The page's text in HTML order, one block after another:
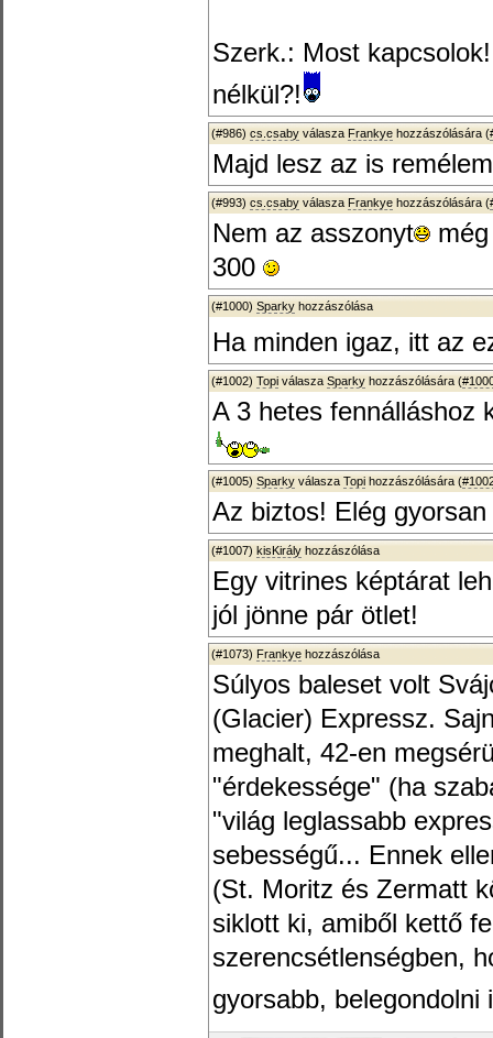
Szerk.: Most
nélkül?!
(#986) cs.csaby válasza Frankye hozzászólására (
Majd lesz az is remélem
(#993) cs.csaby válasza Frankye hozzászólására (
Nem az asszonyt
300
(#1000) Sparky hozzászólása
Ha minden igaz, itt az
(#1002) Topi válasza Sparky hozzászólására (
A 3 hetes fennálláshoz
(#1005) Sparky válasza Topi hozzászólására (
Az biztos! Elég
(#1007) kisKirály hozzászólása
Egy vitrines képtárat
jól jönne pár ötlet!
(#1073) Frankye hozzászólása
Súlyos baleset volt
(Glacier) Expressz.
meghalt, 42-en
"érdekessége" (ha
"világ leglassabb
sebességű... Ennek
(St. Moritz és Zermatt
siklott ki, amiből kettő
szerencsétlenségben,
gyorsabb,